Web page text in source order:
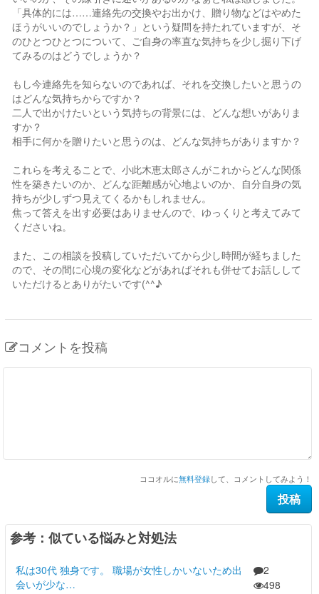
「具体的には……連絡先の交換やお出かけ、贈り物などはやめた
ほうがいいのでしょうか？」という疑問を持たれていますが、そ
のひとつひとつについて、ご自身の率直な気持ちを少し掘り下げ
てみるのはどうでしょうか？
もし今連絡先を知らないのであれば、それを交換したいと思うの
はどんな気持ちからですか？
二人で出かけたいという気持ちの背景には、どんな想いがありま
すか？
相手に何かを贈りたいと思うのは、どんな気持ちがありますか？
これらを考えることで、小此木恵太郎さんがこれからどんな関係
性を築きたいのか、どんな距離感が心地よいのか、自分自身の気
持ちが少しずつ見えてくるかもしれません。
焦って答えを出す必要はありませんので、ゆっくりと考えてみて
くださいね。
また、この相談を投稿していただいてから少し時間が経ちました
ので、その間に心境の変化などがあればそれも併せてお話しして
いただけるとありがたいです(^^♪
コメントを投稿
ココオルに無料登録して、コメントしてみよう！
参考：似ている悩みと対処法
私は30代 独身です。 職場が女性しかいないため出
会いが少な…
2
498